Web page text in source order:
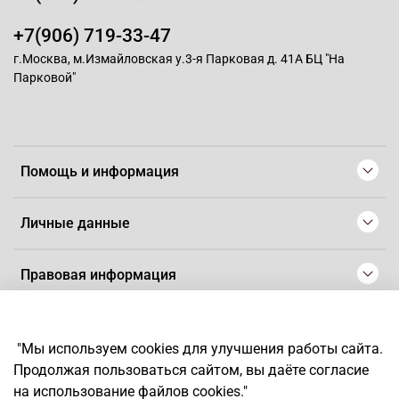
Помощь и информация
Личные данные
Правовая информация
+7(906) 719-33-47
г.Москва, м.Измайловская у.3-я Парковая д. 41А БЦ "На
Парковой"
*Любое использование контента без письменного разрешения
запрещено
"Мы используем cookies для улучшения работы сайта.
Продолжая пользоваться сайтом, вы даёте согласие
на использование файлов cookies."